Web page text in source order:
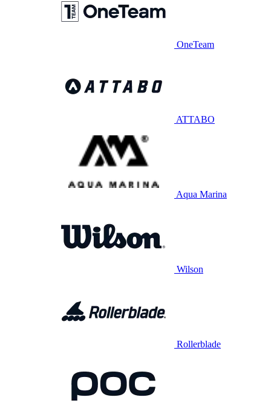
OneTeam
ATTABO
Aqua Marina
Wilson
Rollerblade